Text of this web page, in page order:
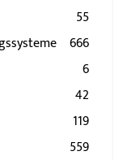
55
666
6
42
119
559